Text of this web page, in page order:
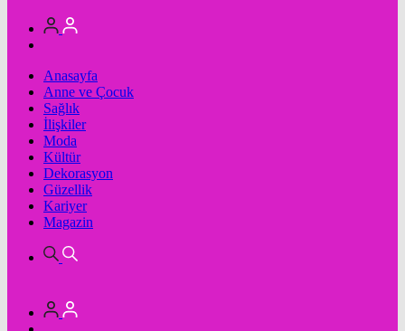
Anasayfa
Anne ve Çocuk
Sağlık
İlişkiler
Moda
Kültür
Dekorasyon
Güzellik
Kariyer
Magazin